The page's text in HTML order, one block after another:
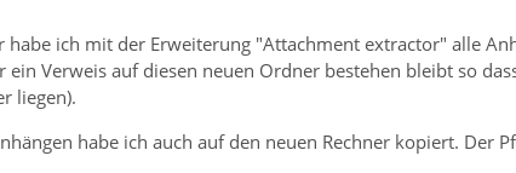
habe ich mit der Erweiterung "Attachment extractor" alle
ein Verweis auf diesen neuen Ordner bestehen bleibt so
liegen).
habe ich auch auf den neuen Rechner kopiert. Der